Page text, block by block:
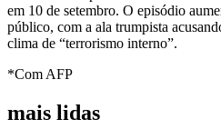
em 10 de setembro. O episódio
público, com a ala trumpista
clima de “terrorismo interno”.
*Com AFP
mais lidas